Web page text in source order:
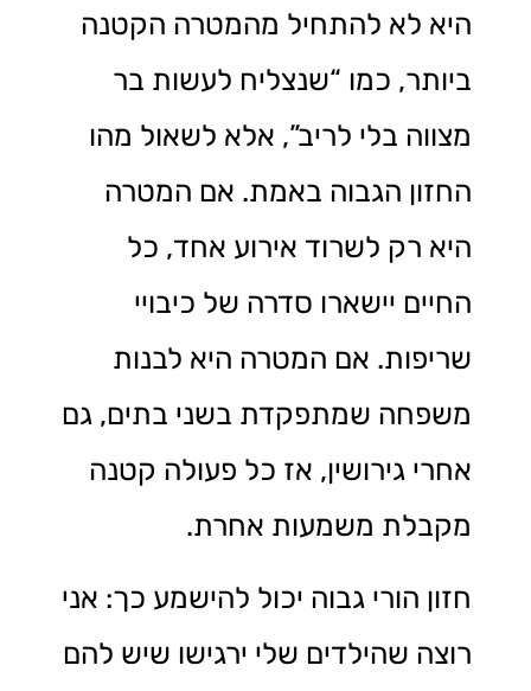
היא לא להתחיל מהמטרה הקטנה
ביותר, כמו “שנצליח לעשות בר
מצווה בלי לריב”, אלא לשאול מהו
החזון הגבוה באמת. אם המטרה
היא רק לשרוד אירוע אחד, כל
החיים יישארו סדרה של כיבויי
שריפות. אם המטרה היא לבנות
משפחה שמתפקדת בשני בתים, גם
אחרי גירושין, אז כל פעולה קטנה
מקבלת משמעות אחרת.
חזון הורי גבוה יכול להישמע כך: אני
רוצה שהילדים שלי ירגישו שיש להם